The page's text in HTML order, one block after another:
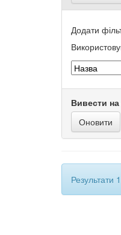
Додати
Вивести на
Результати